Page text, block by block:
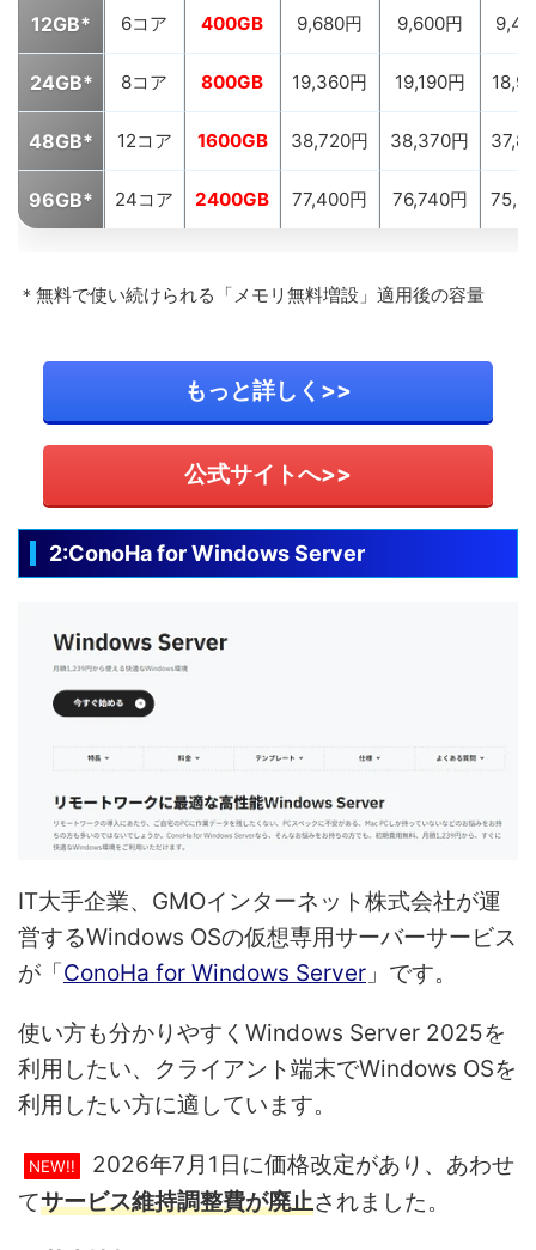
12GB* 6コア 400GB 9,680円 9,600円
24GB* 8コア 800GB 19,360円 19,190円
48GB* 12コア 1600GB 38,720円 38,370円
96GB* 24コア 2400GB 77,400円 76,740円
＊無料で使い続けられる「メモリ無料増設」適用後の容量
もっと詳しく>>
公式サイトへ>>
2:ConoHa for Windows Server
IT大手企業、GMOインターネット株式会社が運
営するWindows OSの仮想専用サーバーサービス
が「ConoHa for Windows Server 」です。
使い方も分かりやすくWindows Server 2025を
利用したい、クライアント端末でWindows OSを
利用したい方に適しています。
NEW!!
2026年7月1日に価格改定があり、あわせ
てサービス維持調整費が廃止されました。